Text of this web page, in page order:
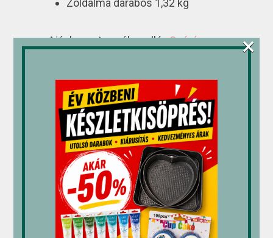
Zöldalma darabos 1,32 kg
Ajánlom a termék mellé :Szórás
A feltüntetett árak listaárak!
Kedvezményekről, az aktuális
választékról és a szállítás feltételeiről
érdeklődjön kollégáinknál!
Kapcsolódó termékek
×